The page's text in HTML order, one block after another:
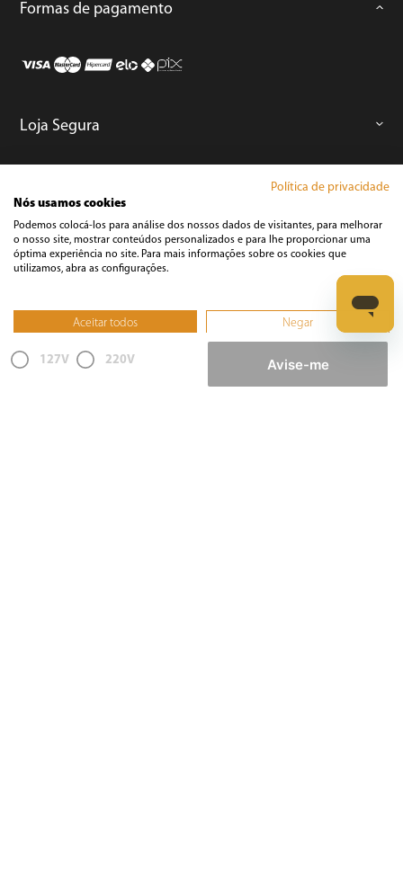
127V 220V Avise-me
Formas de pagamento
Loja Segura
Casa
Cozinha
Política de privacidade
Nós usamos cookies
Podemos colocá-los para análise dos nossos dados de visitantes, para melhorar
o nosso site, mostrar conteúdos personalizados e para lhe proporcionar uma
óptima experiência no site. Para mais informações sobre os cookies que
utilizamos, abra as configurações.
Aceitar todos Negar
Não, ajustar